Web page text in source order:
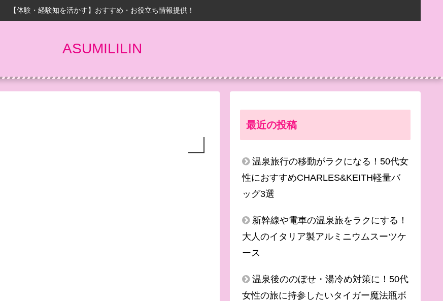
【体験・経験知を活かす】おすすめ・お役立ち情報提供！
ASUMILILIN
最近の投稿
温泉旅行の移動がラクになる！50代女
性におすすめCHARLES&KEITH軽量バ
ッグ3選
新幹線や電車の温泉旅をラクにする！
大人のイタリア製アルミニウムスーツケ
ース
温泉後ののぼせ・湯冷め対策に！50代
女性の旅に持参したいタイガー魔法瓶ボ